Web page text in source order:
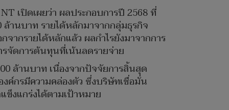
เปิดเผยว่า ผลประกอบการปี 2568 ที่
ล้านบาท รายได้หลักมาจากกลุ่มธุรกิจ
ากรายได้หลักแล้ว ผลกำไรยังมาจากการ
จัดการต้นทุนที่เน้นลดรายจ่าย
ล้านบาท เนื่องจากปัจจัยการสิ้นสุด
ค์กรมีความคล่องตัว ซึ่งบริษัทเชื่อมั่น
งแกร่งได้ตามเป้าหมาย